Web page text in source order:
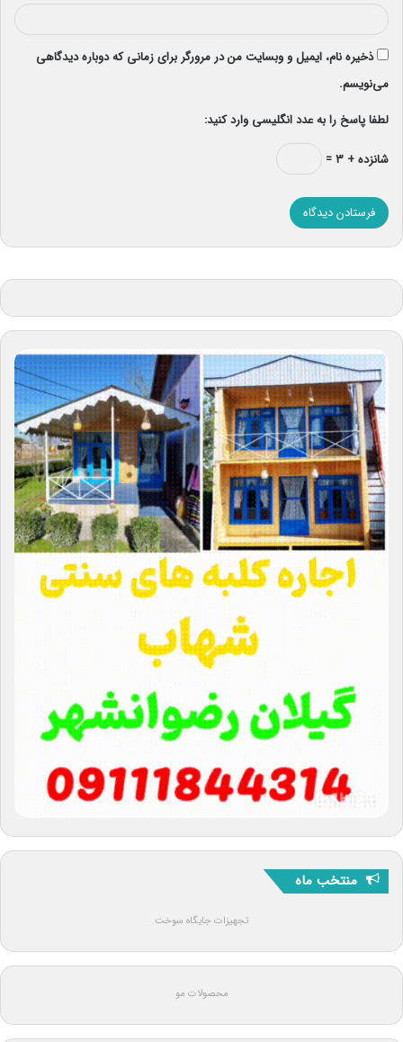
ذخیره نام، ایمیل و وبسایت من در مرورگر برای زمانی که دوباره دیدگاهی
می‌نویسم.
لطفا پاسخ را به عدد انگلیسی وارد کنید:
شانزده + ۳ =
منتخب ماه
تجهیزات جایگاه سوخت
محصولات مو